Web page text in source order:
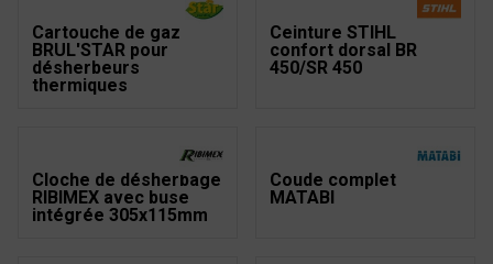
Cartouche de gaz
BRUL'STAR pour
désherbeurs
thermiques
Ceinture STIHL
confort dorsal BR
450/SR 450
Cloche de désherbage
RIBIMEX avec buse
intégrée 305x115mm
Coude complet
MATABI